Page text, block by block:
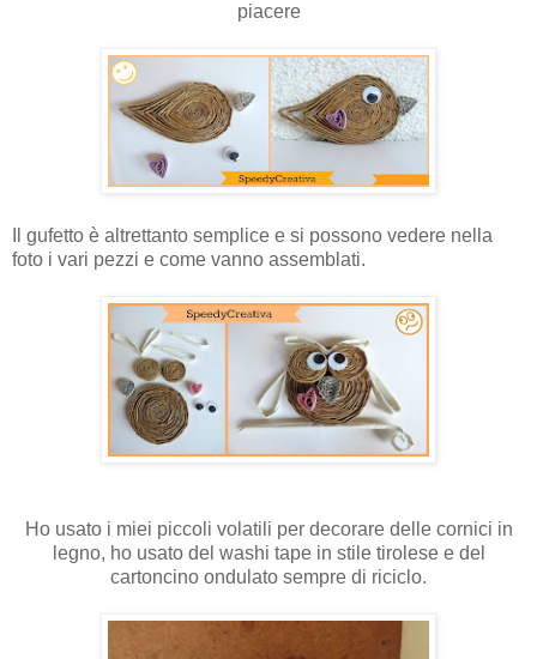
piacere
Il gufetto è altrettanto semplice e si possono vedere nella
foto i vari pezzi e come vanno assemblati.
Ho usato i miei piccoli volatili per decorare delle cornici in
legno, ho usato del washi tape in stile tirolese e del
cartoncino ondulato sempre di riciclo.